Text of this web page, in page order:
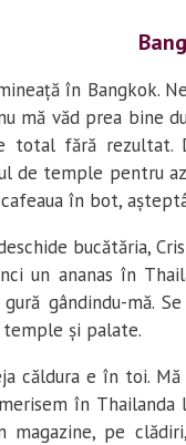
în Bangkok.
mă văd prea bine
total fără rezultat.
de temple pentru
în bot,
bucătăria,
un ananas în
gândindu-mă.
și palate.
căldura e în toi.
în Thailanda
magazine, pe